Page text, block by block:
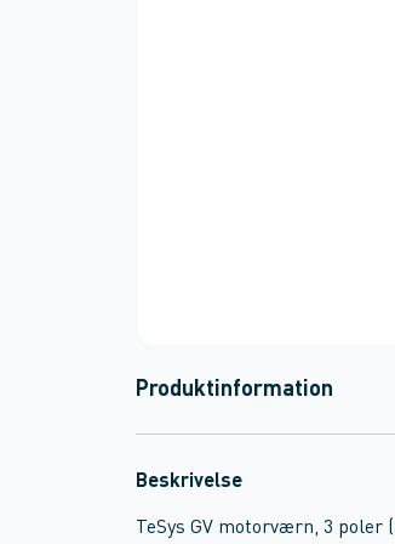
Produktinformation
Beskrivelse
TeSys GV motorværn, 3